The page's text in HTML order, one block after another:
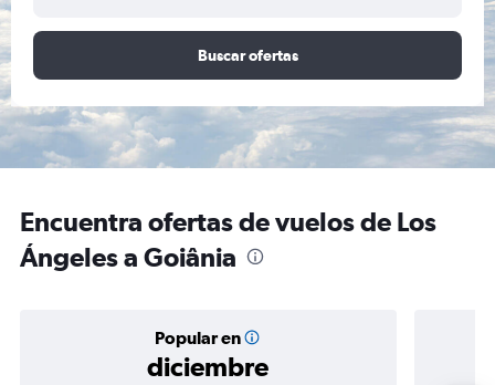
Buscar ofertas
Encuentra ofertas de vuelos de Los
Ángeles a Goiânia
Popular en
diciembre